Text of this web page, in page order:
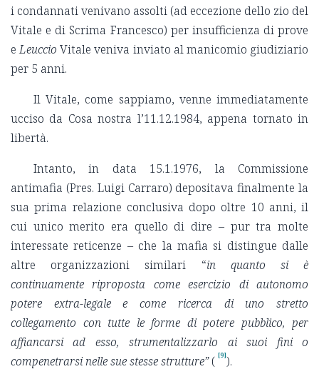
i condannati venivano assolti (ad eccezione dello zio del
Vitale e di Scrima Francesco) per insufficienza di prove
eLeuccio Vitale veniva inviato al manicomio giudiziario
per 5 anni.
Il Vitale, come sappiamo, venne immediatamente
ucciso da Cosa nostra l’11.12.1984, appena tornato in
libertà.
Intanto, in data 15.1.1976, la Commissione
antimafia (Pres. Luigi Carraro) depositava finalmente la
sua prima relazione conclusiva dopo oltre 10 anni, il
cui unico merito era quello di dire – pur tra molte
interessate reticenze – che la mafia si distingue dalle
altre organizzazioni similari “in quanto si è
continuamente riproposta come esercizio di autonomo
potere extra-legale e come ricerca di uno stretto
collegamento con tutte le forme di potere pubblico, per
affiancarsi ad esso, strumentalizzarlo ai suoi fini o
compenetrarsi nelle sue stesse strutture”( [9]).